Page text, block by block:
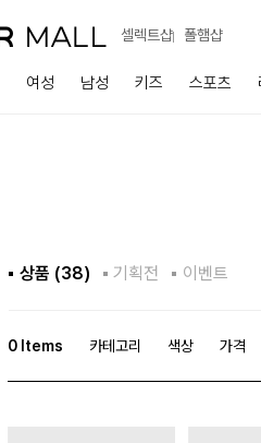
셀렉트샵 폴햄샵
여성 남성 키즈 스포츠
상품 (38) 기획전 이벤트
0 Items 카테고리 색상 가격